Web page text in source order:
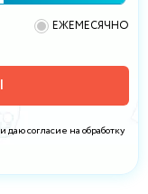
ЕЖЕМЕСЯЧНО
и даю согласие на обработку